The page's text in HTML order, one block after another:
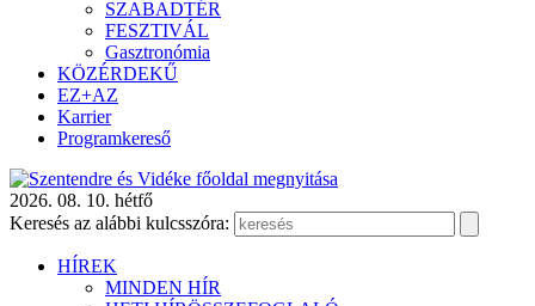
SZABADTÉR
FESZTIVÁL
Gasztronómia
KÖZÉRDEKŰ
EZ+AZ
Karrier
Programkereső
2026. 08. 10. hétfő
Keresés az alábbi kulcsszóra:
HÍREK
MINDEN HÍR